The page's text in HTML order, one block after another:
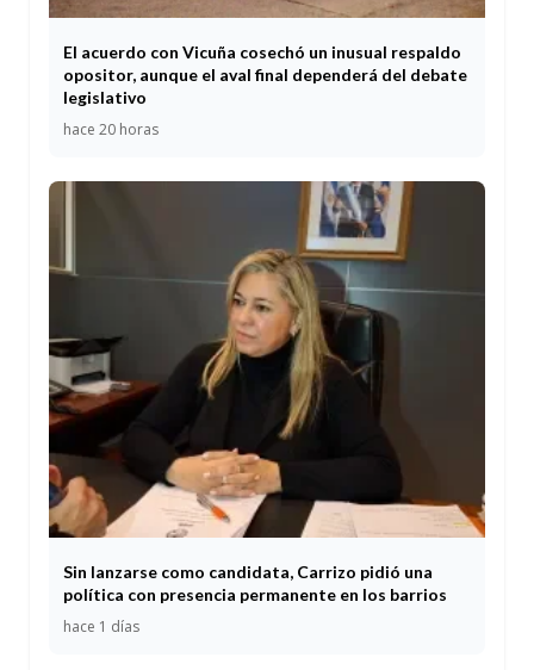
El acuerdo con Vicuña cosechó un inusual respaldo
opositor, aunque el aval final dependerá del debate
legislativo
hace 20 horas
Sin lanzarse como candidata, Carrizo pidió una
política con presencia permanente en los barrios
hace 1 días